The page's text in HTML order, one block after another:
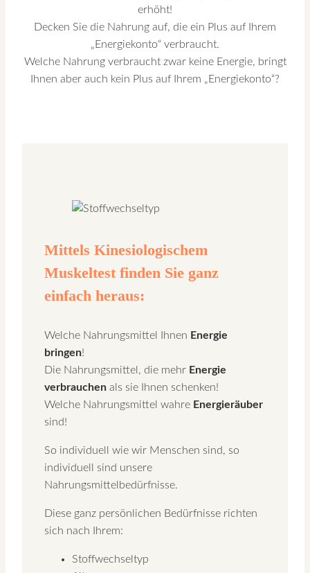
erhöht!
Decken Sie die Nahrung auf, die ein Plus auf Ihrem
„Energiekonto“ verbraucht.
Welche Nahrung verbraucht zwar keine Energie, bringt
Ihnen aber auch kein Plus auf Ihrem „Energiekonto“?
Mittels Kinesiologischem
Muskeltest finden Sie ganz
einfach heraus:
Welche Nahrungsmittel Ihnen Energie
bringen!
Die Nahrungsmittel, die mehr Energie
verbrauchen als sie Ihnen schenken!
Welche Nahrungsmittel wahre Energieräuber
sind!
So individuell wie wir Menschen sind, so
individuell sind unsere
Nahrungsmittelbedürfnisse.
Diese ganz persönlichen Bedürfnisse richten
sich nach Ihrem:
Stoffwechseltyp